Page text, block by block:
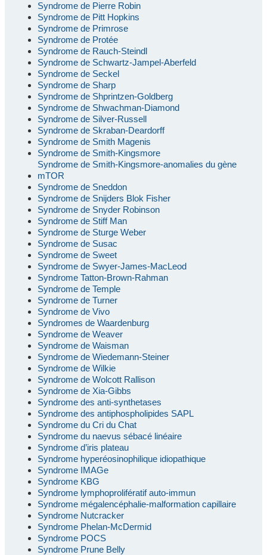
Syndrome de Pierre Robin
Syndrome de Pitt Hopkins
Syndrome de Primrose
Syndrome de Protée
Syndrome de Rauch-Steindl
Syndrome de Schwartz-Jampel-Aberfeld
Syndrome de Seckel
Syndrome de Sharp
Syndrome de Shprintzen-Goldberg
Syndrome de Shwachman-Diamond
Syndrome de Silver-Russell
Syndrome de Skraban-Deardorff
Syndrome de Smith Magenis
Syndrome de Smith-Kingsmore
Syndrome de Smith-Kingsmore-anomalies du gène
mTOR
Syndrome de Sneddon
Syndrome de Snijders Blok Fisher
Syndrome de Snyder Robinson
Syndrome de Stiff Man
Syndrome de Sturge Weber
Syndrome de Susac
Syndrome de Sweet
Syndrome de Swyer-James-MacLeod
Syndrome Tatton-Brown-Rahman
Syndrome de Temple
Syndrome de Turner
Syndrome de Vivo
Syndromes de Waardenburg
Syndrome de Weaver
Syndrome de Waisman
Syndrome de Wiedemann-Steiner
Syndrome de Wilkie
Syndrome de Wolcott Rallison
Syndrome de Xia-Gibbs
Syndrome des anti-synthetases
Syndrome des antiphospholipides SAPL
Syndrome du Cri du Chat
Syndrome du naevus sébacé linéaire
Syndrome d’iris plateau
Syndrome hyperéosinophilique idiopathique
Syndrome IMAGe
Syndrome KBG
Syndrome lymphoprolifératif auto-immun
Syndrome mégalencéphalie-malformation capillaire
Syndrome Nutcracker
Syndrome Phelan-McDermid
Syndrome POCS
Syndrome Prune Belly